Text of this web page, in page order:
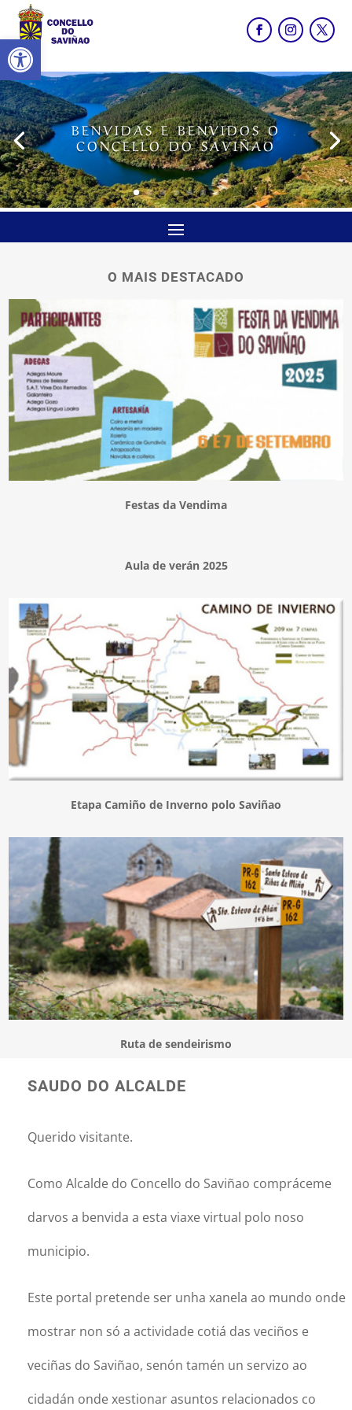
Abrir barra de ferramentas
BENVIDAS E BENVIDOS O
CONCELLO DO SAVIÑAO
O MAIS DESTACADO
Festas da Vendima
Aula de verán 2025
Etapa Camiño de Inverno polo Saviñao
Ruta de sendeirismo
SAUDO DO ALCALDE
Querido visitante.
Como Alcalde do Concello do Saviñao compráceme
darvos a benvida a esta viaxe virtual polo noso
municipio.
Este portal pretende ser unha xanela ao mundo onde
mostrar non só a actividade cotiá das veciños e
veciñas do Saviñao, senón tamén un servizo ao
cidadán onde xestionar asuntos relacionados co